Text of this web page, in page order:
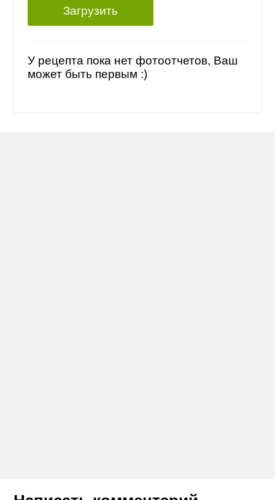
Загрузить
У рецепта пока нет фотоотчетов, Ваш
может быть первым :)